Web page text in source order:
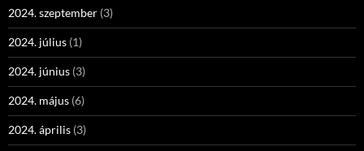
2024. szeptember (3)
2024. július (1)
2024. június (3)
2024. május (6)
2024. április (3)